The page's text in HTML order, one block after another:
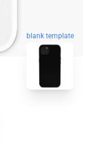
blank template